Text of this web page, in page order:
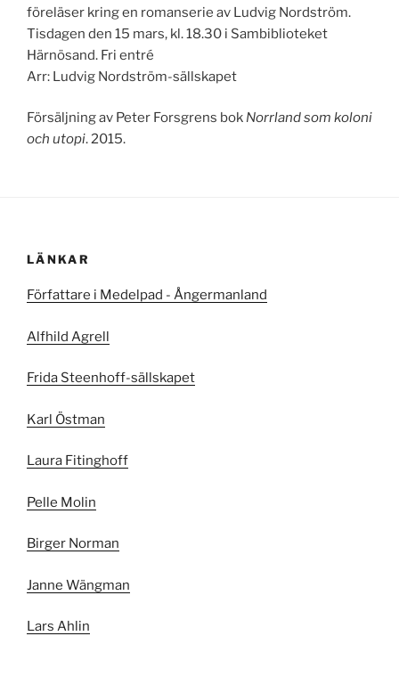
föreläser kring en romanserie av Ludvig Nordström.
Tisdagen den 15 mars, kl. 18.30 i Sambiblioteket
Härnösand. Fri entré
Arr: Ludvig Nordström-sällskapet
Försäljning av Peter Forsgrens bok Norrland som koloni
och utopi. 2015.
LÄNKAR
Författare i Medelpad - Ångermanland
Alfhild Agrell
Frida Steenhoff-sällskapet
Karl Östman
Laura Fitinghoff
Pelle Molin
Birger Norman
Janne Wängman
Lars Ahlin